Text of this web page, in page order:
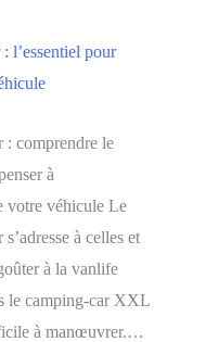
l’essentiel pour
: comprendre le
à
votre véhicule Le
à celles et
à la vanlife
le camping-car XXL
à manœuvrer.…